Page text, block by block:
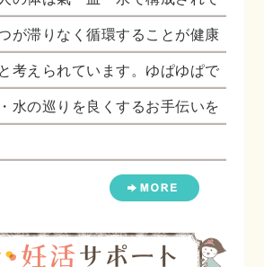
が滞りなく循環することが健康
考えられています。ゆぱゆぱで
水の巡りを良くするお手伝いを